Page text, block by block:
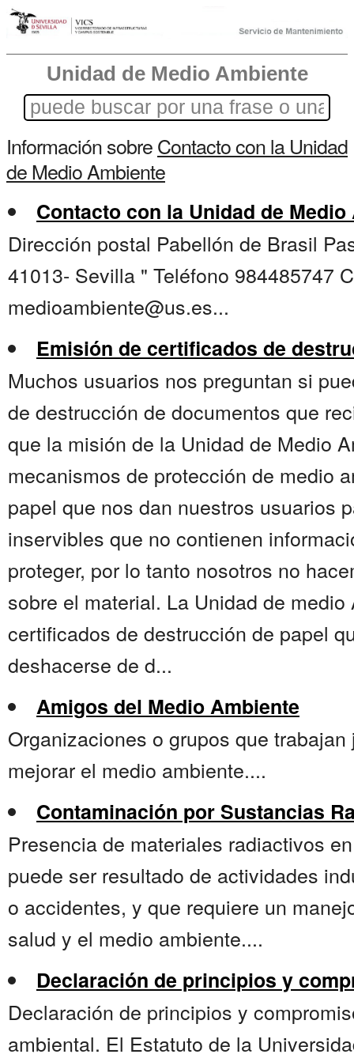
Unidad de Medio Ambiente
Información sobreContacto con la Unidad
de Medio Ambiente
Contacto con la Unidad de Medio
Dirección postal Pabellón de Brasil
41013- Sevilla " Teléfono 984485747
medioambiente@us.es...
Emisión de certificados de
Muchos usuarios nos preguntan si
de destrucción de documentos que
que la misión de la Unidad de Medio
mecanismos de protección de medio
papel que nos dan nuestros usuarios
inservibles que no contienen
proteger, por lo tanto nosotros no
sobre el material. La Unidad de
certificados de destrucción de papel
deshacerse de d...
Amigos del Medio Ambiente
Organizaciones o grupos que
mejorar el medio ambiente....
Contaminación por Sustancias
Presencia de materiales radiactivos
puede ser resultado de actividades
o accidentes, y que requiere un
salud y el medio ambiente....
Declaración de principios y
Declaración de principios y
ambiental. El Estatuto de la